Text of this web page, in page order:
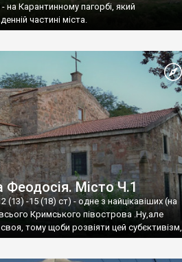
на Карантинному пагорбі, який
частині міста.
Феодосія. Місто Ч.1
(13) -15 (18) ст) - одне з найцікавіших (на
Кримського півострова .Ну,але
тому щоби розвіяти цей субєктивізм,
це